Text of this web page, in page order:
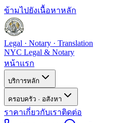
ข้ามไปยังเนื้อหาหลัก
Legal · Notary · Translation
NYC Legal & Notary
หน้าแรก
บริการหลัก
ครอบครัว · อสังหา
ราคาเกี่ยวกับเราติดต่อ